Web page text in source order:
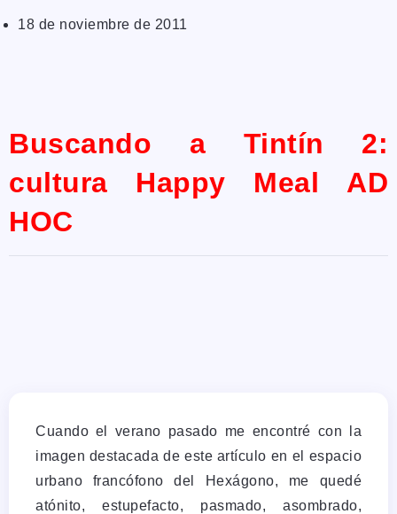
18 de noviembre de 2011
Buscando a Tintín 2:
cultura Happy Meal AD
HOC
Cuando el verano pasado me encontré con la
imagen destacada de este artículo en el espacio
urbano francófono del Hexágono, me quedé
atónito, estupefacto, pasmado, asombrado,